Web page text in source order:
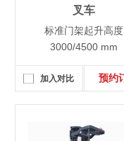
叉车
标准门架起升高度
3000/4500 mm
加入对比 预约